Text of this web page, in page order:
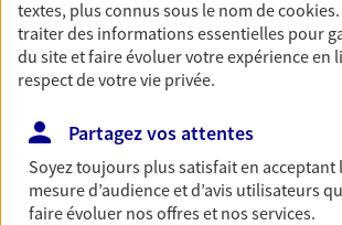
ou grande lectrice… personne n'est
accident du quotidien. Avec Ma
Accident, protégez votre qualité de
revenus.
Découvrir l'offre Garantie Accidents de la
OBTENIR UN TARIF EN LIGNE
textes, plus connus sous le nom decookies
traiter des informations essentielles pour
du site et faire évoluer votre expérience en
respect de votre vie privée.
Partagez vos attentes
Soyez toujours plus satisfait en acceptant
mesure d’audience et d’avis utilisateurs
faire évoluer nos offres et nos services.